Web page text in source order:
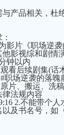
产品相关，杜
影片《职场逆
影视综和剧情
钟以内
看后续剧集(话
职场逆袭的落魄
片、搬运、洗
律法规内容
2.不能带个
以及书名号，如